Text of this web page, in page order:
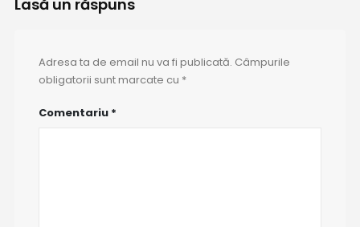
Lasă un răspuns
Adresa ta de email nu va fi publicată. Câmpurile
obligatorii sunt marcate cu *
Comentariu *